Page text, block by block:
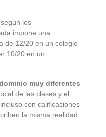
los
impone una
de 12/20 en un colegio
10/20 en un
muy diferentes
de las clases y el
con calificaciones
la misma realidad